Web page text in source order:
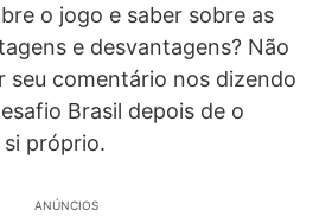
o jogo e saber sobre as
e desvantagens? Não
seu comentário nos dizendo
Brasil depois de o
próprio.
ANÚNCIOS